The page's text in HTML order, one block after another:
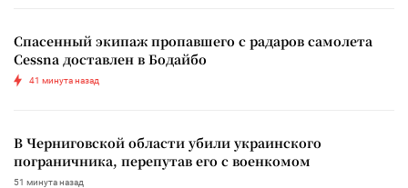
Спасенный экипаж пропавшего с радаров самолета
Cessna доставлен в Бодайбо
41 минута назад
В Черниговской области убили украинского
пограничника, перепутав его с военкомом
51 минута назад